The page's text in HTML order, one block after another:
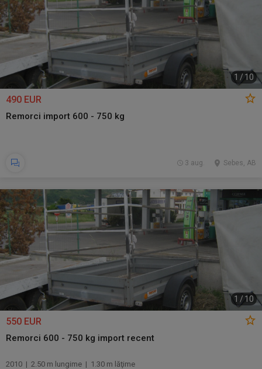
1 / 10
490 EUR
Remorci import 600 - 750 kg
Sebes, AB
3 aug.
1 / 10
550 EUR
Remorci 600 - 750 kg import recent
2010 | 2.50 m lungime | 1.30 m lăţime